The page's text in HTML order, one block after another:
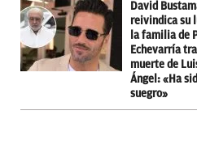
David
reivindica su
la familia de
Echevarría
muerte de
Ángel: «Ha
suegro»